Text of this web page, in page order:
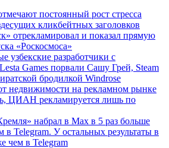
постоянный рост стресса
кликбейтных заголовков
отрекламировал и показал прямую
«Роскосмоса»
узбекские разработчики с
Games порвали Сашу Грей, Steam
бродилкой Windrose
недвижимости на рекламном рынке
ЦИАН рекламируется лишь по
набрал в Max в 5 раз больше
в Telegram. У остальных результаты в
чем в Telegram